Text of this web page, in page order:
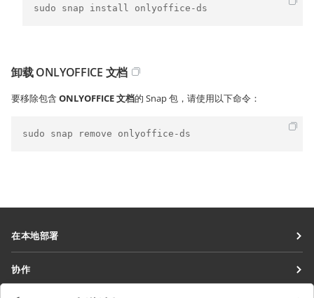
sudo snap install onlyoffice-ds
卸载 ONLYOFFICE 文档
要移除包含 ONLYOFFICE 文档的 Snap 包，请使用以下命令：
sudo snap remove onlyoffice-ds
在本地部署
协作空间
协作